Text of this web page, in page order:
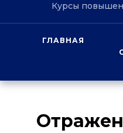
Курсы
ГЛАВНАЯ